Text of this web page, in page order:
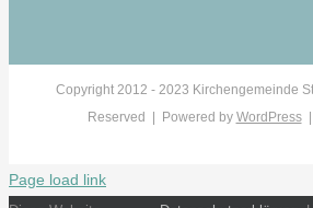
Copyright 2012 - 2023 Kirchengemeinde
Reserved | Powered by WordPress|
Page load link